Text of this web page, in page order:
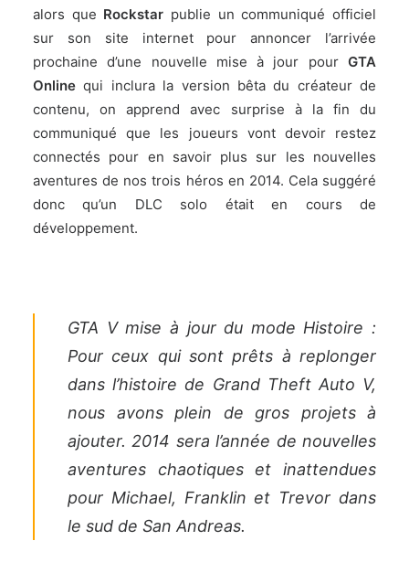
alors que Rockstar publie un communiqué officiel
sur son site internet pour annoncer l’arrivée
prochaine d’une nouvelle mise à jour pour GTA
Online qui inclura la version bêta du créateur de
contenu, on apprend avec surprise à la fin du
communiqué que les joueurs vont devoir restez
connectés pour en savoir plus sur les nouvelles
aventures de nos trois héros en 2014. Cela suggéré
donc qu’un DLC solo était en cours de
développement.
GTA V mise à jour du mode Histoire :
Pour ceux qui sont prêts à replonger
dans l’histoire de Grand Theft Auto V,
nous avons plein de gros projets à
ajouter. 2014 sera l’année de nouvelles
aventures chaotiques et inattendues
pour Michael, Franklin et Trevor dans
le sud de San Andreas.